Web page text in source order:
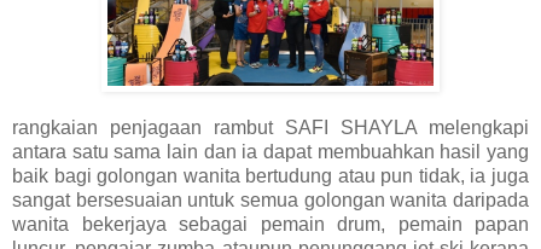
rangkaian penjagaan rambut SAFI SHAYLA melengkapi
antara satu sama lain dan ia dapat membuahkan hasil yang
baik bagi golongan wanita bertudung atau pun tidak, ia juga
sangat bersesuaian untuk semua golongan wanita daripada
wanita bekerjaya sebagai pemain drum, pemain papan